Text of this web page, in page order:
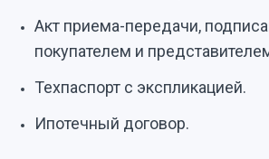
Акт приема-передачи,
покупателем и
Техпаспорт с экспликацией.
Ипотечный договор.